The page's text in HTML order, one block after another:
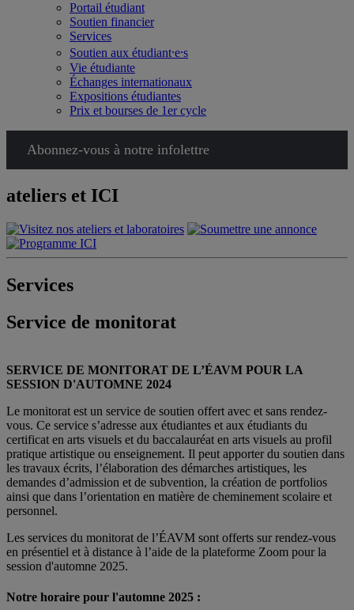
Portail étudiant
Soutien financier
Services
Soutien aux étudiant⸱e⸱s
Vie étudiante
Échanges internationaux
Expositions étudiantes
Prix et bourses de 1er cycle
Abonnez-vous à notre infolettre
ateliers et ICI
Services
Service de monitorat
SERVICE DE MONITORAT DE L’ÉAVM POUR LA
SESSION D'AUTOMNE 2024
Le monitorat est un service de soutien offert avec et sans rendez-
vous. Ce service s’adresse aux étudiantes et aux étudiants du
certificat en arts visuels et du baccalauréat en arts visuels au profil
pratique artistique ou enseignement. Il peut apporter du soutien dans
les travaux écrits, l’élaboration des démarches artistiques, les
demandes d’admission et de subvention, la création de portfolios
ainsi que dans l’orientation en matière de cheminement scolaire et
personnel.
Les services du monitorat de l’ÉAVM sont offerts sur rendez-vous
en présentiel et à distance à l’aide de la plateforme Zoom pour la
session d'automne 2025.
Notre horaire pour l'automne 2025 :